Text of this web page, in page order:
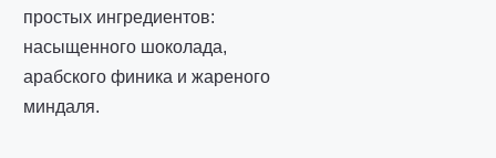
простых ингредиентов:
насыщенного шоколада,
арабского финика и жареного
миндаля.